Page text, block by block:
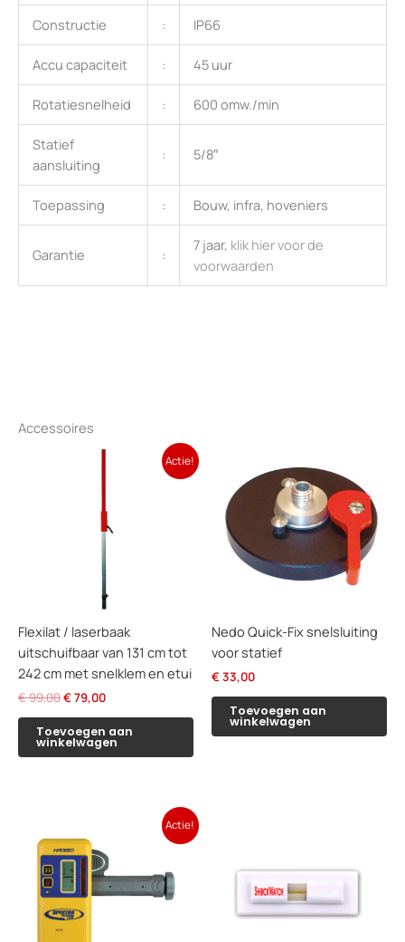
Constructie : IP66
Accu capaciteit : 45 uur
Rotatiesnelheid : 600 omw./min
Statief
aansluiting
: 5/8″
Toepassing : Bouw, infra, hoveniers
Garantie :
7 jaar, klik hier voor de
voorwaarden
Accessoires
Actie!
Flexilat / laserbaak
uitschuifbaar van 131 cm tot
242 cm met snelklem en etui
€99,00Oorspronkelijke
was:
€ 99,00.
€ 79,00Huidige
is:
€ 79,00.
Toevoegen aan
winkelwagen
Nedo Quick-Fix snelsluiting
voor statief
€ 33,00
Toevoegen aan
winkelwagen
Actie!